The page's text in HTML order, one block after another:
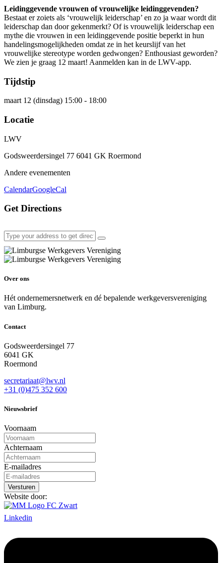
Leidinggevende vrouwen of vrouwelijke leidinggevenden?
Bestaat er zoiets als ‘vrouwelijk leiderschap’ en zo ja waar wordt dit
leiderschap dan door gekenmerkt? Of is vrouwelijk leiderschap een
mythe die vrouwen in een leidinggevende positie beperkt in hun
handelingsmogelijkheden omdat ze in het keurslijf van het
vrouwelijke stereotype worden gedwongen? Enthousiast geworden?
We zien je graag 12 maart! Aanmelden kan in de LWV-app.
Tijdstip
maart 12 (dinsdag) 15:00 - 18:00
Locatie
LWV
Godsweerdersingel 77 6041 GK Roermond
Andere evenementen
CalendarGoogleCal
Get Directions
Over ons
Hét ondernemersnetwerk en dé bepalende werkgeversvereniging
van Limburg.
Contact
Godsweerdersingel 77
6041 GK
Roermond
secretariaat@lwv.nl
+31 (0)475 352 600
Nieuwsbrief
Voornaam
Achternaam
E-mailadres
Website door:
Linkedin